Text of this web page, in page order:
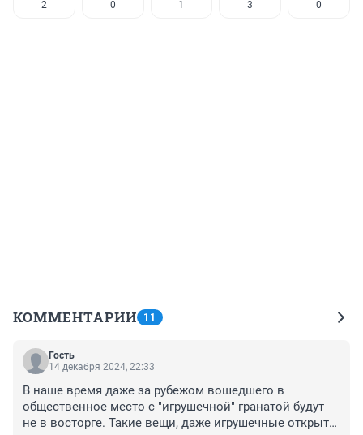
2 0 1 3 0
КОММЕНТАРИИ 11
Гость
14 декабря 2024, 22:33
В наше время даже за рубежом вошедшего в
общественное место с "игрушечной" гранатой будут
не в восторге. Такие вещи, даже игрушечные открыто